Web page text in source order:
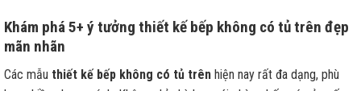
Khám phá 5+ ý tưởng thiết kế bếp không có tủ trên đẹp
mãn nhãn
Các mẫu thiết kế bếp không có tủ trên hiện nay rất đa dạng, phù